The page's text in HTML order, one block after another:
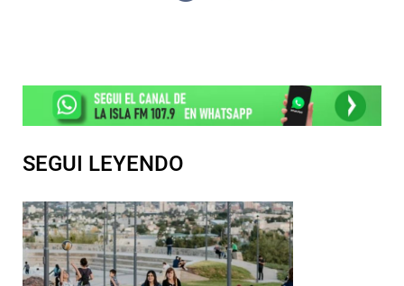
SEGUI LEYENDO